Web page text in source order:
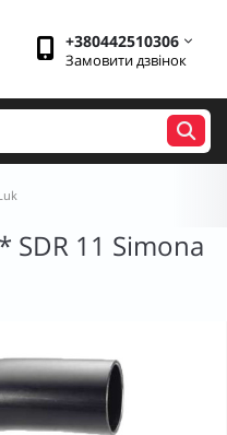
+380442510306
Замовити дзвінок
SDR 11 Simona